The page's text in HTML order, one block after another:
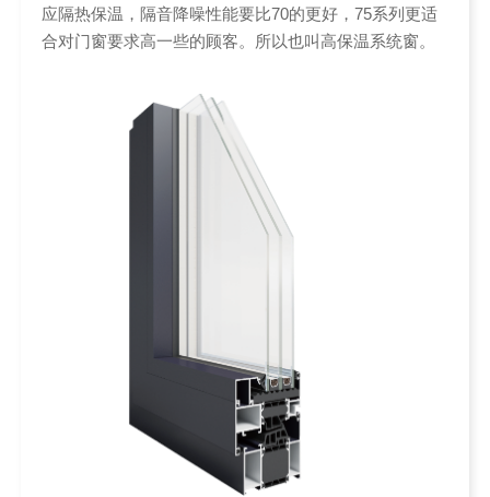
应隔热保温，隔音降噪性能要比70的更好，75系列更适
合对门窗要求高一些的顾客。所以也叫高保温系统窗。